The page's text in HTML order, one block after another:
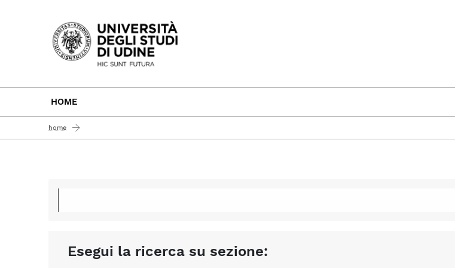
Passa al contenuto principale
HOME
home
Esegui la ricerca su sezione: